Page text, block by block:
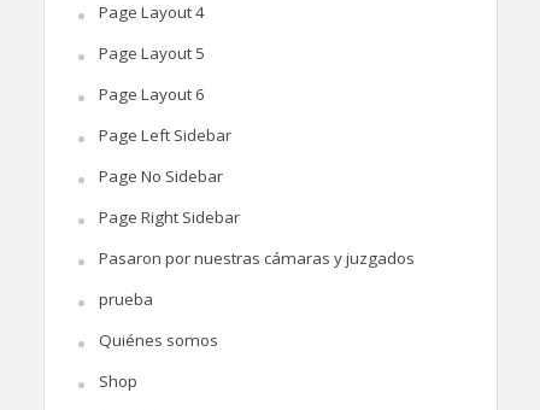
Page Layout 4
Page Layout 5
Page Layout 6
Page Left Sidebar
Page No Sidebar
Page Right Sidebar
Pasaron por nuestras cámaras y juzgados
prueba
Quiénes somos
Shop